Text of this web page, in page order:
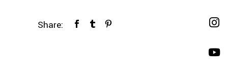
Share: